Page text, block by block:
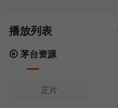
播放列表
茅台资源
正片